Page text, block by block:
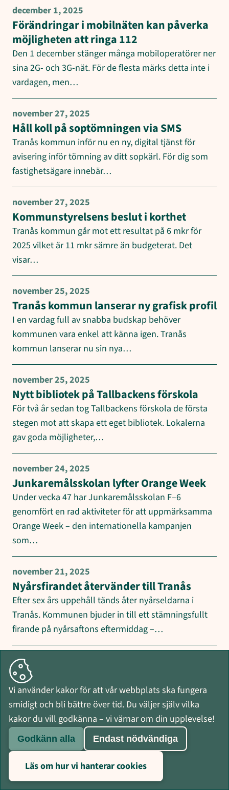
december 1, 2025
Förändringar i mobilnäten kan påverka
möjligheten att ringa 112
Den 1 december stänger många mobiloperatörer ner
sina 2G- och 3G-nät. För de flesta märks detta inte i
vardagen, men…
november 27, 2025
Håll koll på soptömningen via SMS
Tranås kommun inför nu en ny, digital tjänst för
avisering inför tömning av ditt sopkärl. För dig som
fastighetsägare innebär…
november 27, 2025
Kommunstyrelsens beslut i korthet
Tranås kommun går mot ett resultat på 6 mkr för
2025 vilket är 11 mkr sämre än budgeterat. Det
visar…
november 25, 2025
Tranås kommun lanserar ny grafisk profil
I en vardag full av snabba budskap behöver
kommunen vara enkel att känna igen. Tranås
kommun lanserar nu sin nya…
november 25, 2025
Nytt bibliotek på Tallbackens förskola
För två år sedan tog Tallbackens förskola de första
stegen mot att skapa ett eget bibliotek. Lokalerna
gav goda möjligheter,…
november 24, 2025
Junkaremålsskolan lyfter Orange Week
Under vecka 47 har Junkaremålsskolan F–6
genomfört en rad aktiviteter för att uppmärksamma
Orange Week – den internationella kampanjen
som…
november 21, 2025
Nyårsfirandet återvänder till Tranås
Efter sex års uppehåll tänds åter nyårseldarna i
Tranås. Kommunen bjuder in till ett stämningsfullt
firande på nyårsaftons eftermiddag –…
november 17, 2025
Ny digital rutin gör det enklare att få
information om slamtömning
Tranås kommun inför nu en ny, digital rutin för
avisering inför slamtömning. För dig som
fastighetsägare innebär det att du…
november 11, 2025
Kommunfullmäktiges beslut i korthet
Vi använder kakor för att vår webbplats ska fungera
smidigt och bli bättre över tid. Du väljer själv vilka
kakor du vill godkänna – vi värnar om din upplevelse!
Godkänn alla Endast nödvändiga
Läs om hur vi hanterar cookies